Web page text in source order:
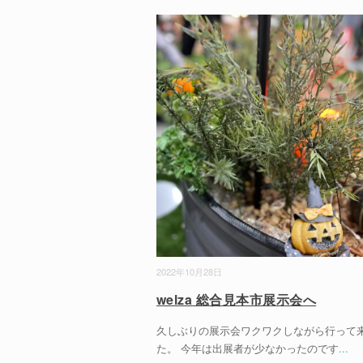
2022年10月28日
welza 総合見本市展示会へ
久しぶりの展示会ワクワクしながら行って
た。 今年は出展者が少なかったのです...